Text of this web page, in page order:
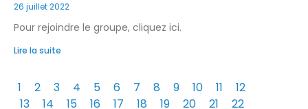
26 juillet 2022
Pour rejoindre le groupe, cliquez ici.
Lire la suite
1 2 3 4 5 6 7 8 9 10 11
12
13
14 15 16 17 18 19 20 21 22